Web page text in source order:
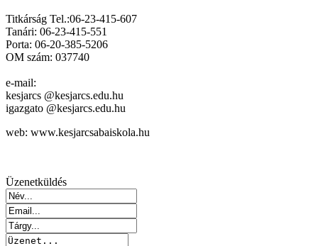
Titkárság Tel.:06-23-415-607
Tanári: 06-23-415-551
Porta: 06-20-385-5206
OM szám: 037740
e-mail:
kesjarcs @kesjarcs.edu.hu
igazgato @kesjarcs.edu.hu
web: www.kesjarcsabaiskola.hu
Üzenetküldés